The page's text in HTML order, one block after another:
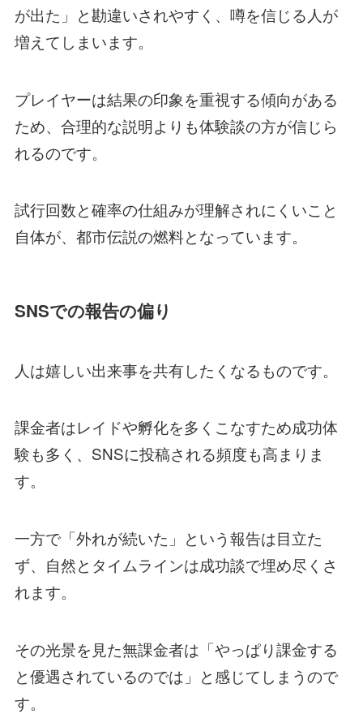
が出た」と勘違いされやすく、噂を信じる人が
増えてしまいます。
プレイヤーは結果の印象を重視する傾向がある
ため、合理的な説明よりも体験談の方が信じら
れるのです。
試行回数と確率の仕組みが理解されにくいこと
自体が、都市伝説の燃料となっています。
SNSでの報告の偏り
人は嬉しい出来事を共有したくなるものです。
課金者はレイドや孵化を多くこなすため成功体
験も多く、SNSに投稿される頻度も高まりま
す。
一方で「外れが続いた」という報告は目立た
ず、自然とタイムラインは成功談で埋め尽くさ
れます。
その光景を見た無課金者は「やっぱり課金する
と優遇されているのでは」と感じてしまうので
す。